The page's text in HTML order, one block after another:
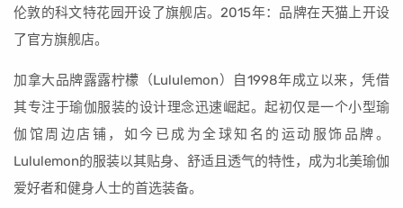
伦敦的科文特花园开设了旗舰店。2015年：品牌在天猫上开设
了官方旗舰店。
加拿大品牌露露柠檬（Lululemon）自1998年成立以来，凭借
其专注于瑜伽服装的设计理念迅速崛起。起初仅是一个小型瑜
伽馆周边店铺，如今已成为全球知名的运动服饰品牌。
Lululemon的服装以其贴身、舒适且透气的特性，成为北美瑜伽
爱好者和健身人士的首选装备。